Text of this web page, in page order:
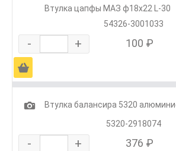
Втулка цапфы МАЗ ф18х22 L-30
54326-3001033
- + 100 ₽
Ä
1
Втулка балансира 5320
5320-2918074
- + 376 ₽